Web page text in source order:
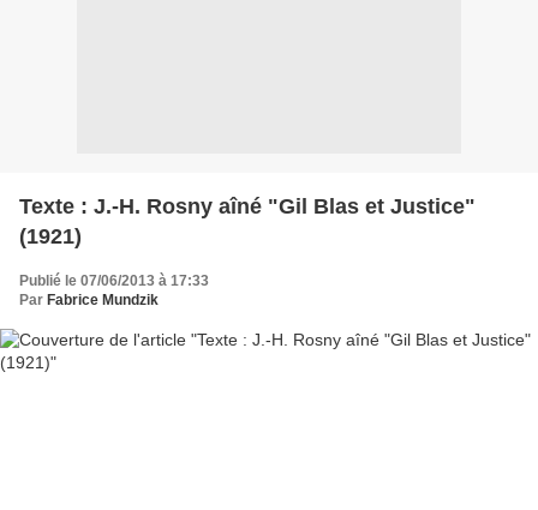
Texte : J.-H. Rosny aîné "Gil Blas et Justice"
(1921)
Publié le 07/06/2013 à 17:33
Par Fabrice Mundzik